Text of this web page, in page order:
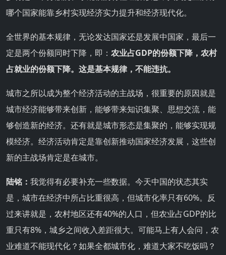
哪个国家能靠乡村实现经济实力提升和经济现代化。
全世界的基本规律，无论发达国家还是发展中国家，最后一
定是两个份额同时下降，即： 农业占GDP的份额下降，农村
占就业的份额下降。这是基本规律，不能违抗。
城市之所以成为整个经济活动的主战场，很重要的原因就是
城市经济能够带来创新，能够带来知识集聚、思想交流，能
够创造新的经济。还有就是城市形态是集聚的，能够实现规
模经济。经济活动肯定是靠创新推动国家经济发展，这些创
新的主战场肯定是在城市。
陆铭： 我觉得有必要补充一些数据。今天中国的状态其实
是，城市在经济中所占比重很高，但城市化率只有60%。反
过来讲就是，农村地区还有40%的人口，但农业占GDP的比
重只有8%，城乡之间收入差距很大。可能马上有人会问，农
业难道不能现代化？如果全都城市化，难道大家不吃饭吗？